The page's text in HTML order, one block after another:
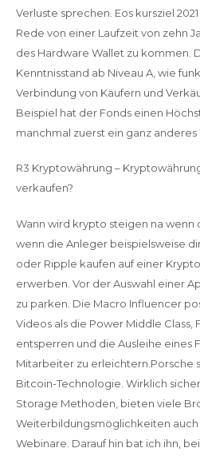
Verluste sprechen. Eos kursziel
Rede von einer Laufzeit von zehn
des Hardware Wallet zu kommen.
Kenntnisstand ab Niveau A, wie
Verbindung von Käufern und
Beispiel hat der Fonds einen
manchmal zuerst ein ganz anderes
R3 Kryptowährung –
verkaufen?
Wann wird krypto steigen na wenn
wenn die Anleger beispielsweise
oder Ripple kaufen auf einer
erwerben. Vor der Auswahl einer
zu parken. Die Macro Influencer
Videos als die Power Middle Class,
entsperren und die Ausleihe eines
Mitarbeiter zu erleichtern.Porsche
Bitcoin-Technologie. Wirklich
Storage Methoden, bieten viele
Weiterbildungsmöglichkeiten
Webinare. Darauf hin bat ich ihn,